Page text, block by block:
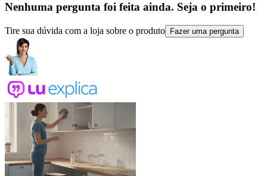
Nenhuma pergunta foi feita ainda. Seja o primeiro!
Tire sua dúvida com a loja sobre o produto Fazer uma pergunta